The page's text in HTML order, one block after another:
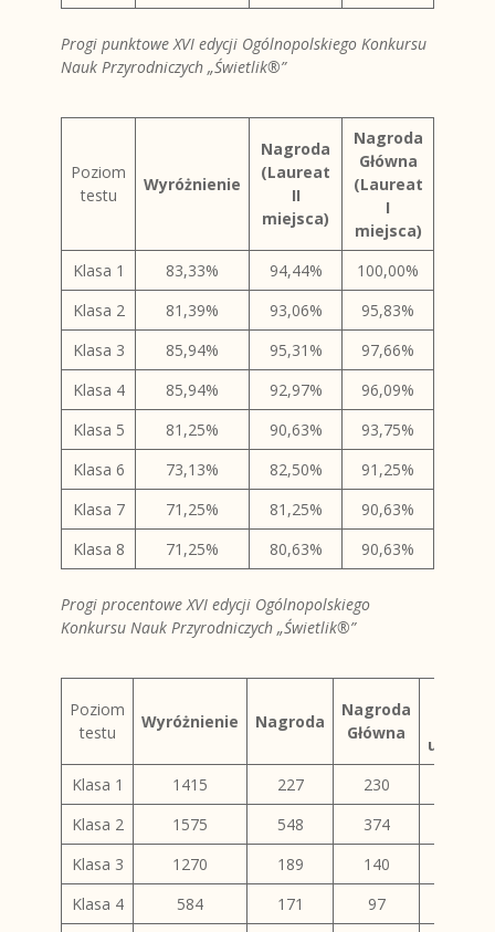
Progi punktowe XVI edycji Ogólnopolskiego Konkursu
Nauk Przyrodniczych „Świetlik®”
Poziom
testu
Wyróżnienie
Nagroda
(Laureat
II
miejsca)
Nagroda
Główna
(Laureat
I
miejsca)
Klasa 1
83,33% 94,44%
100,00%
Klasa 2
81,39% 93,06%
95,83%
Klasa 3
85,94% 95,31%
97,66%
Klasa 4
85,94% 92,97%
96,09%
Klasa 5
81,25% 90,63%
93,75%
Klasa 6
73,13% 82,50%
91,25%
Klasa 7
71,25% 81,25%
90,63%
Klasa 8
71,25% 80,63% 90,63%
Progi procentowe XVI edycji Ogólnopolskiego
Konkursu Nauk Przyrodniczych „Świetlik®”
Poziom
testu
Wyróżnienie Nagroda
Nagroda
Główna
Klasa 1
1415 227 230
Klasa 2
1575 548 374
Klasa 3
1270 189 140
Klasa 4
584 171 97